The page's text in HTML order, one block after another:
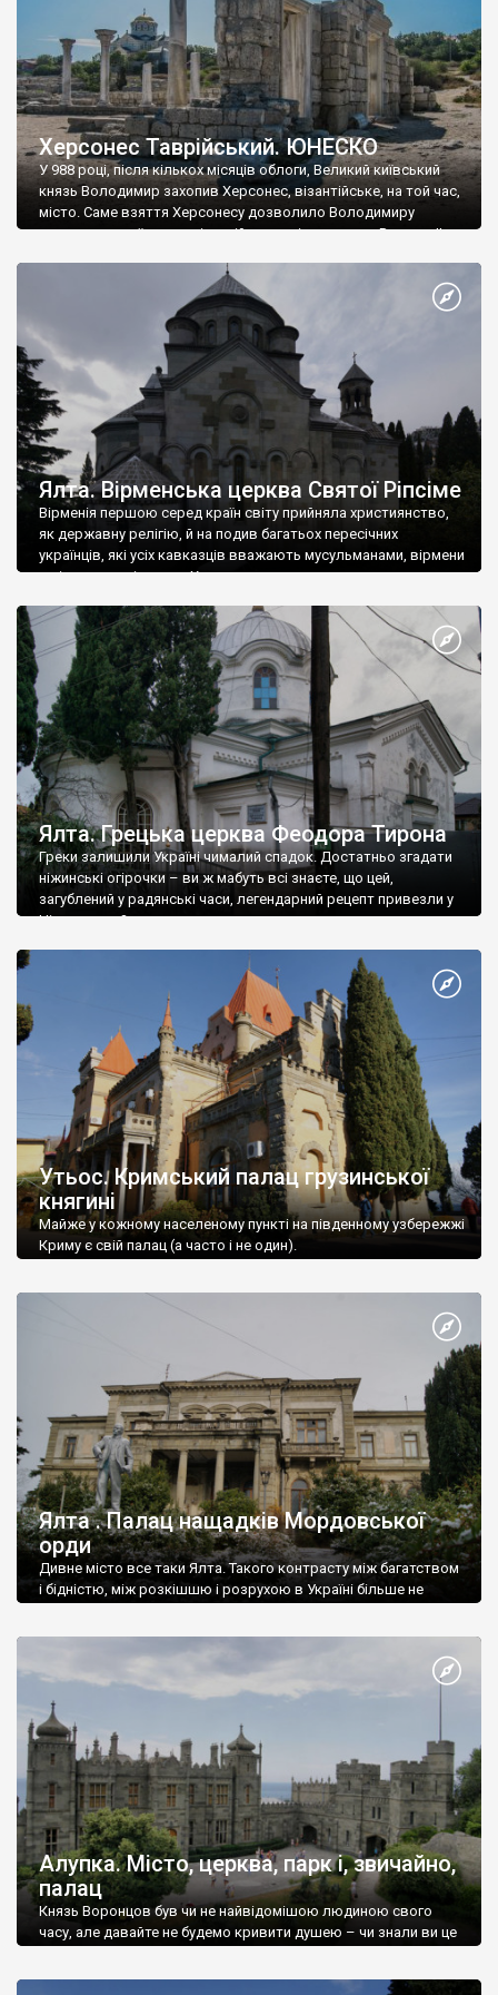
Херсонес Таврійський. ЮНЕСКО
У 988 році, після кількох місяців облоги, Великий київський
князь Володимир захопив Херсонес, візантійське, на той час,
місто. Саме взяття Херсонесу дозволило Володимиру
диктувати свої умови візантійському імператору Василю ІІ, та
Херсонесі Володимир-язичник, став Василем-християнином.
А потім було Хрещення Русі. На честь Херсонесу Таврійського
Ялта. Вірменська церква Святої Ріпсіме
Вірменія першою серед країн світу прийняла християнство,
як державну релігію, й на подив багатьох пересічних
українців, які усіх кавказців вважають мусульманами, вірмени
є відданими вірянами Христа
Ялта. Грецька церква Феодора Тирона
Греки залишили Україні чималий спадок. Достатньо згадати
ніжинські огірочки – ви ж мабуть всі знаєте, що цей,
загублений у радянські часи, легендарний рецепт привезли у
Ніжин греки?
Утьос. Кримський палац грузинської
княгині
Майже у кожному населеному пункті на південному узбережжі
Криму є свій палац (а часто і не один).
Ялта . Палац нащадків Мордовської
орди
Дивне місто все таки Ялта. Такого контрасту між багатством
і бідністю, між розкішшю і розрухою в Україні більше не
Алупка. Місто, церква, парк і, звичайно,
палац
Князь Воронцов був чи не найвідомішою людиною свого
часу, але давайте не будемо кривити душею – чи знали ви це